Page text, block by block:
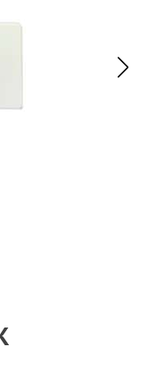
Verkstad